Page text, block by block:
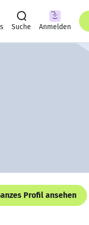
Suche Anmelden
Profil ansehen